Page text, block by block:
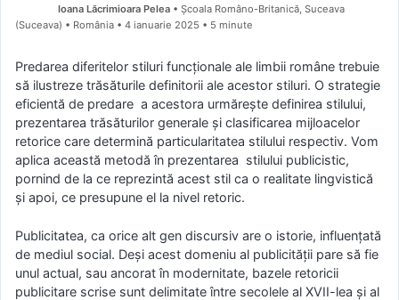
Ioana Lăcrimioara Pelea • Școala Româno-Britanică, Suceava
(Suceava) • România
4 ianuarie 2025 • 5 minute
Predarea diferitelor stiluri funcționale ale limbii române trebuie
să ilustreze trăsăturile definitorii ale acestor stiluri. O strategie
eficientă de predare a acestora urmărește definirea stilului,
prezentarea trăsăturilor generale și clasificarea mijloacelor
retorice care determină particularitatea stilului respectiv. Vom
aplica această metodă în prezentarea stilului publicistic,
pornind de la ce reprezintă acest stil ca o realitate lingvistică
și apoi, ce presupune el la nivel retoric.
Publicitatea, ca orice alt gen discursiv are o istorie, influențată
de mediul social. Deși acest domeniu al publicității pare să fie
unul actual, sau ancorat în modernitate, bazele retoricii
publicitare scrise sunt delimitate între secolele al XVII-lea și al